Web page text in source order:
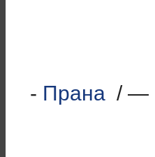
- Прана / —